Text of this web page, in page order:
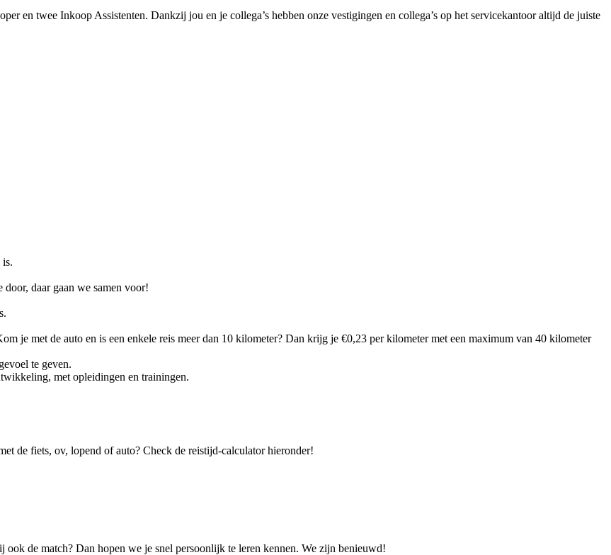
en twee Inkoop Assistenten. Dankzij jou en je collega’s hebben onze vestigingen en collega’s op het servicekantoor altijd de juiste
is.
daar gaan we samen voor!
je met de auto en is een enkele reis meer dan 10 kilometer? Dan krijg je €0,23 per kilometer met een maximum van 40 kilometer
te geven.
met opleidingen en trainingen.
de fiets, ov, lopend of auto? Check de reistijd-calculator hieronder!
de match? Dan hopen we je snel persoonlijk te leren kennen. We zijn benieuwd!